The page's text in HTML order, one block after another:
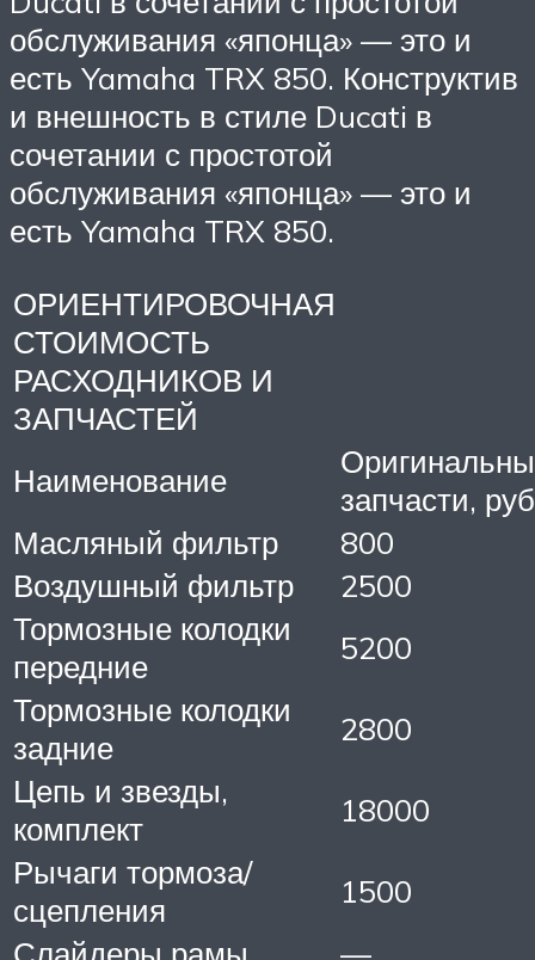
обслуживания «японца» — это и
есть Yamaha TRX 850. Конструктив
и внешность в стиле Ducati в
сочетании с простотой
обслуживания «японца» — это и
есть Yamaha TRX 850.
ОРИЕНТИРОВОЧНАЯ
СТОИМОСТЬ
РАСХОДНИКОВ И
ЗАПЧАСТЕЙ
Наименование
запчасти,
Масляный фильтр
800
Воздушный фильтр
2500
Тормозные колодки
передние
5200
Тормозные колодки
задние
2800
Цепь и звезды,
комплект
18000
Рычаги тормоза/
сцепления
1500